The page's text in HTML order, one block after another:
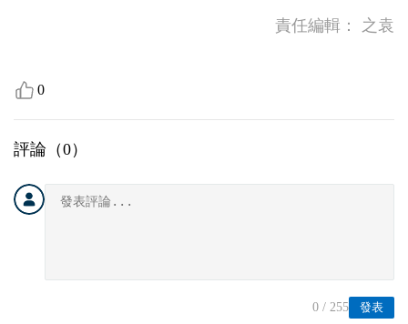
責任編輯： 之袁
0
評論（0）
發表
0 / 255